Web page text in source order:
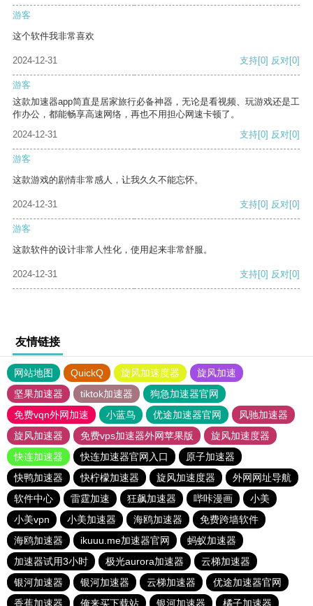
游客
这个软件我非常喜欢
2024-12-31 支持[0] 反对[0]
游客
这款加速器app简直是居家旅行必备神器，无论是看视频、玩游戏还是工
作办公，都能畅享高速网络，再也不用担心网速卡顿了。
2024-12-31
支持[0] 反对[0]
游客
这款游戏的剧情非常感人，让我久久不能忘怀。
2024-12-31 支持[0] 反对[0]
游客
这款软件的设计非常人性化，使用起来非常舒服。
2024-12-31 支持[0] 反对[0]
友情链接
网站地图 QuickQ 旋风加速度器
旋风加速
坚果加速器
tiktok加速器
狗急加速器官网
免费vqn外网加速
小蓝鸟 优途加速器官网
风驰加速器
旋风加速器
免费vps加速器外网苹果版
旋风加速度器
快连加速器
快连加速器官网入口
原子加速器
快鸭加速器
快柠檬加速器 旋风加速度器
外网网址导航
软件中心
雷霆加速 狂飙加速器 哔咔漫画
小美
小美vpn
小美加速器 海鸥加速器
免费跨墙软件
海鸥加速器
ikuuu.me加速器官网
蚂蚁加速器
加速器试用3小时
极光aurora加速器
云梯加速器
银河加速器
银河加速器 云梯加速器
优途加速器官网
香蕉加速器
俺来买下载站 银河加速器 橘子加速器